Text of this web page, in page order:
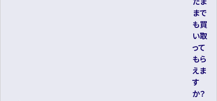
まで
も買
い取
って
もら
えま
す
か？